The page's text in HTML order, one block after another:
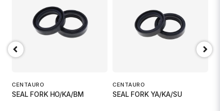
Mejladress
CENTAURO
SEAL FORK HO/KA/BM
CENTAURO
SEAL FORK YA/KA/SU